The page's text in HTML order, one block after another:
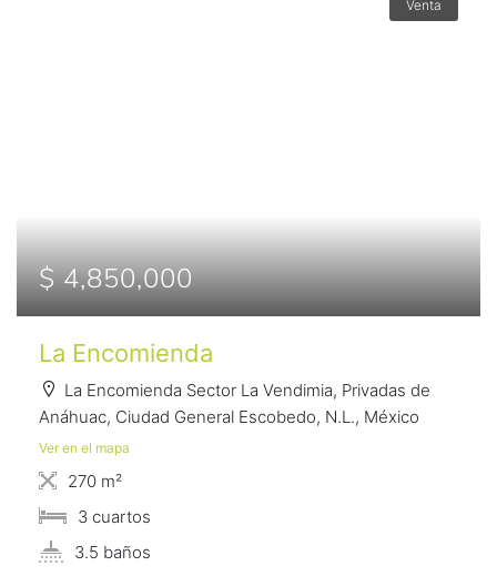
Venta
$ 4,850,000
La Encomienda
La Encomienda Sector La Vendimia, Privadas de
Anáhuac, Ciudad General Escobedo, N.L., México
Ver en el mapa
270 m²
3 сuartos
3.5 baños